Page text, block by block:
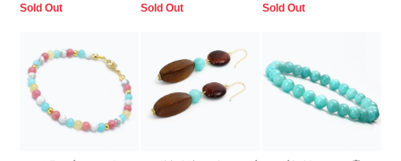
Sold Out Sold Out Sold Out